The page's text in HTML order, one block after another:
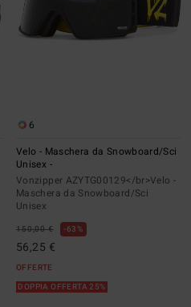
6
Velo - Maschera da Snowboard/Sci
Unisex -
Vonzipper AZYTG00129</br>Velo -
Maschera da Snowboard/Sci
Unisex
150,00 € 63%
56,25 €
OFFERTE
DOPPIA OFFERTA 25%